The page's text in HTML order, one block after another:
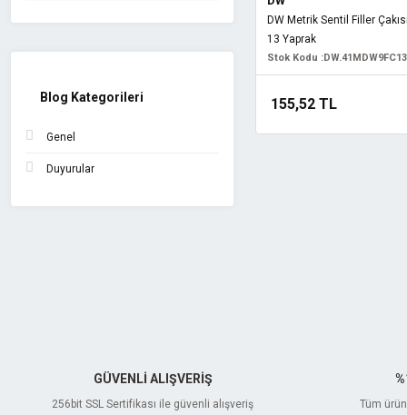
Blog Kategorileri
Genel
Duyurular
DW Metrik Sentil Filler
13 Yaprak
Stok Kodu :
155,52 TL
GÜVENLİ ALIŞVERİŞ
256bit SSL Sertifikası ile güvenli alışveriş Tüm